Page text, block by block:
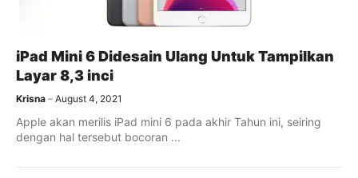
iPad Mini 6 Didesain Ulang Untuk Tampilkan
Layar 8,3 inci
Krisna August 4, 2021
Apple akan merilis iPad mini 6 pada akhir Tahun ini, seiring
dengan hal tersebut bocoran ...